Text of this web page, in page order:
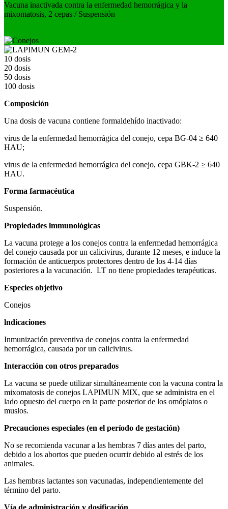
Vacuna inactivada contra la enfermedad hemorrágica y la
mixomatosis, 2 cepas / Suspensión
10 dosis
20 dosis
50 dosis
100 dosis
Composición
Una dosis de vacuna contiene formaldehído inactivado:
virus de la enfermedad hemorrágica del conejo, cepa BG-04 ≥ 640
HAU;
virus de la enfermedad hemorrágica del conejo, cepa GBK-2 ≥ 640
HAU.
Forma farmacéutica
Suspensión.
Propiedades lmmunológicas
La vacuna protege a los conejos contra la enfermedad hemorrágica
del conejo causada por un calicivirus, durante 12 meses, e induce la
formación de anticuerpos protectores dentro de los 4-14 días
posteriores a la vacunación. LT no tiene propiedades terapéuticas.
Especies objetivo
Conejos
lndicaciones
Inmunización preventiva de conejos contra la enfermedad
hemorrágica, causada por un calicivirus.
Interacción con otros preparados
La vacuna se puede utilizar simultáneamente con la vacuna contra la
mixomatosis de conejos LAPIMUN MIX, que se administra en el
lado opuesto del cuerpo en la parte posterior de los omóplatos o
muslos.
Precauciones especiales (en el período de gestación)
No se recomienda vacunar a las hembras 7 días antes del parto,
debido a los abortos que pueden ocurrir debido al estrés de los
animales.
Las hembras lactantes son vacunadas, independientemente del
término del parto.
Vía de administración y dosificación